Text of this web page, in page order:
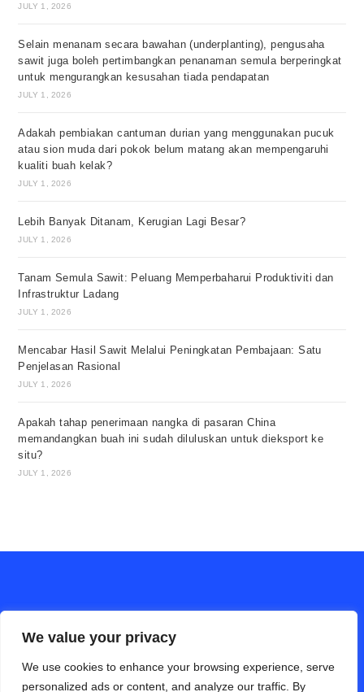
We value your privacy
We use cookies to enhance your browsing experience, serve
personalized ads or content, and analyze our traffic. By
JULY 1, 2026
Selain menanam secara bawahan (underplanting), pengusaha
sawit juga boleh pertimbangkan penanaman semula berperingkat
untuk mengurangkan kesusahan tiada pendapatan
JULY 1, 2026
Adakah pembiakan cantuman durian yang menggunakan pucuk
atau sion muda dari pokok belum matang akan mempengaruhi
kualiti buah kelak?
JULY 1, 2026
Lebih Banyak Ditanam, Kerugian Lagi Besar?
JULY 1, 2026
Tanam Semula Sawit: Peluang Memperbaharui Produktiviti dan
Infrastruktur Ladang
JULY 1, 2026
Mencabar Hasil Sawit Melalui Peningkatan Pembajaan: Satu
Penjelasan Rasional
JULY 1, 2026
Apakah tahap penerimaan nangka di pasaran China
memandangkan buah ini sudah diluluskan untuk dieksport ke
situ?
JULY 1, 2026